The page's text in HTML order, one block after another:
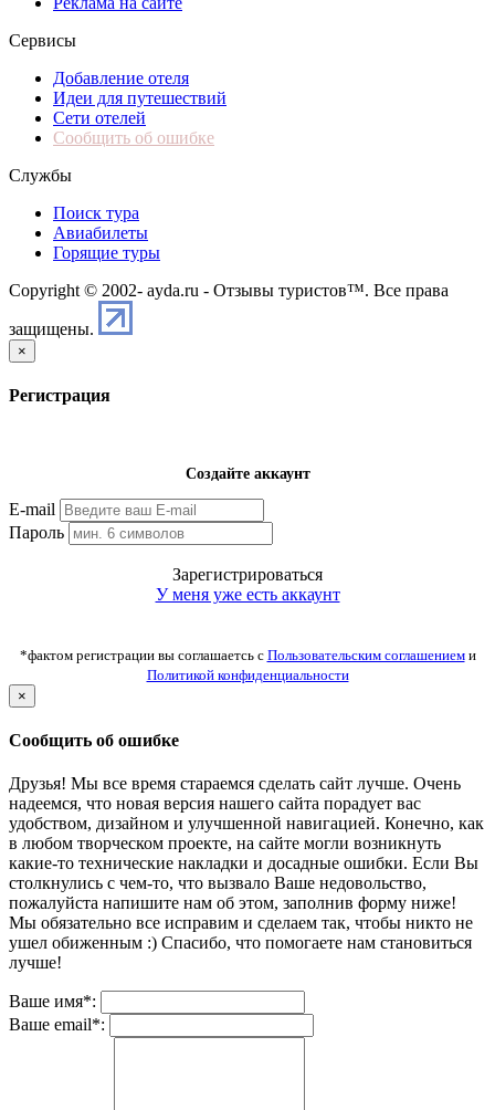
Сервисы
Добавление отеля
Идеи для путешествий
Сети отелей
Сообщить об ошибке
Службы
Поиск тура
Авиабилеты
Горящие туры
Copyright © 2002- ayda.ru - Отзывы туристов™. Все права
защищены.
×
Регистрация
Создайте аккаунт
E-mail
Пароль
Зарегистрироваться
У меня уже есть аккаунт
*фактом регистрации вы соглашаетсь с Пользовательским соглашениеми
Политикой конфиденциальности
×
Сообщить об ошибке
Друзья! Мы все время стараемся сделать сайт лучше. Очень
надеемся, что новая версия нашего сайта порадует вас
удобством, дизайном и улучшенной навигацией. Конечно, как
в любом творческом проекте, на сайте могли возникнуть
какие-то технические накладки и досадные ошибки. Если Вы
столкнулись с чем-то, что вызвало Ваше недовольство,
пожалуйста напишите нам об этом, заполнив форму ниже!
Мы обязательно все исправим и сделаем так, чтобы никто не
ушел обиженным :) Спасибо, что помогаете нам становиться
лучше!
Ваше имя*:
Ваше email*: